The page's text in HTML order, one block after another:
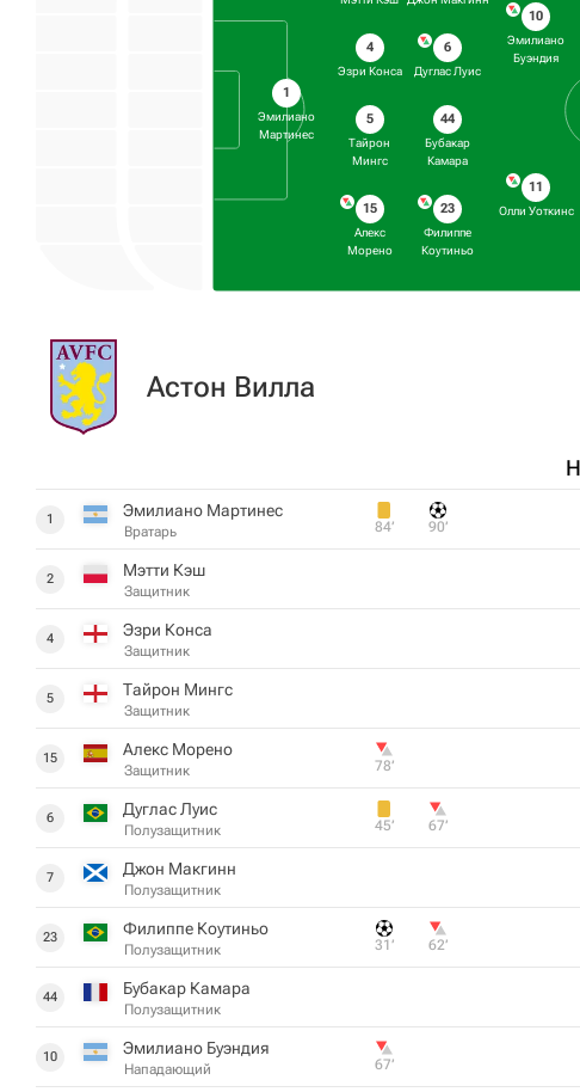
1
Эмилиано
Мартинес
4
Эзри Конса
5
Тайрон
Мингс
15
Алекс
Морено
6
Дуглас Луис
44
Бубакар
Камара
23
Филиппе
Коутиньо
10
Эмилиано
Буэндия
11
Олли Уоткинс
Астон Вилла
1 Эмилиано Мартинес
Вратарь 84‎’‎ 90‎’‎
2 Мэтти Кэш
Защитник
4 Эзри Конса
Защитник
5 Тайрон Мингс
Защитник
15 Алекс Морено
Защитник 78‎’‎
6 Дуглас Луис
Полузащитник 45‎’‎ 67‎’‎
7 Джон Макгинн
Полузащитник
23 Филиппе Коутиньо
Полузащитник 31‎’‎ 62‎’‎
44 Бубакар Камара
Полузащитник
10 Эмилиано Буэндия
Нападающий 67‎’‎